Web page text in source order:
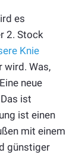
es
2. Stock
Knie
wird. Was,
neue
ist
ist einen
mit einem
günstiger